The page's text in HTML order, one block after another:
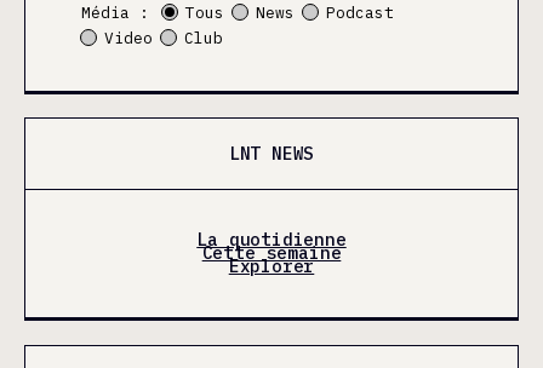
Média : Tous News
Podcast
Video
Club
LNT NEWS
La quotidienne
Cette semaine
Explorer